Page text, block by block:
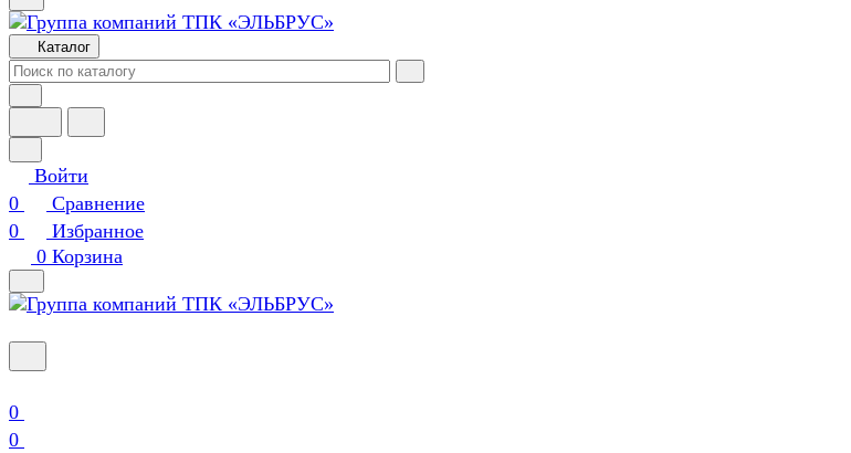
Каталог
Войти
0
Сравнение
0
Избранное
0 Корзина
0
0